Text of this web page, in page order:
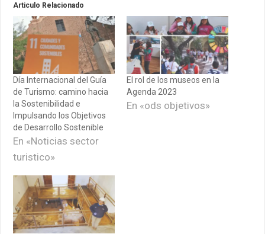
Articulo Relacionado
Día Internacional del Guía
de Turismo: camino hacia
la Sostenibilidad e
Impulsando los Objetivos
de Desarrollo Sostenible
En «Noticias sector
turistico»
El rol de los museos en la
Agenda 2023
En «ods objetivos»